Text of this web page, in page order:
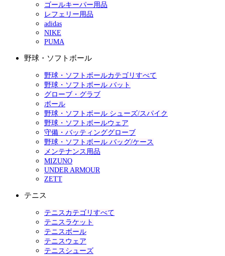
ゴールキーパー用品
レフェリー用品
adidas
NIKE
PUMA
野球・ソフトボール
野球・ソフトボールカテゴリすべて
野球・ソフトボール バット
グローブ・グラブ
ボール
野球・ソフトボール シューズ/スパイク
野球・ソフトボールウェア
守備・バッティンググローブ
野球・ソフトボール バッグ/ケース
メンテナンス用品
MIZUNO
UNDER ARMOUR
ZETT
テニス
テニスカテゴリすべて
テニスラケット
テニスボール
テニスウェア
テニスシューズ